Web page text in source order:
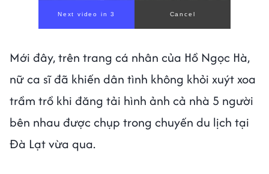
Mới đây, trên trang cá nhân của Hồ Ngọc Hà,
nữ ca sĩ đã khiến dân tình không khỏi xuýt xoa
trầm trồ khi đăng tải hình ảnh cả nhà 5 người
bên nhau được chụp trong chuyến du lịch tại
Đà Lạt vừa qua.